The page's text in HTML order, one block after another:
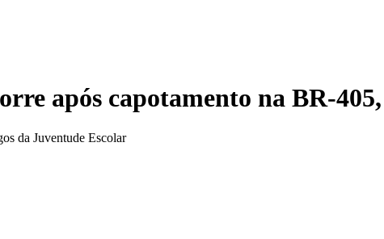
após capotamento na BR-
da Juventude Escolar